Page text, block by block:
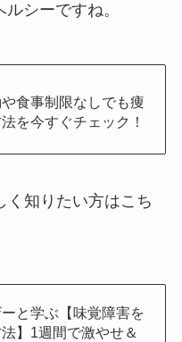
シーですね。
食事制限なしでも痩
を今すぐチェック！
く知りたい方はこち
と学ぶ【味覚障害を
】1週間で激やせ＆